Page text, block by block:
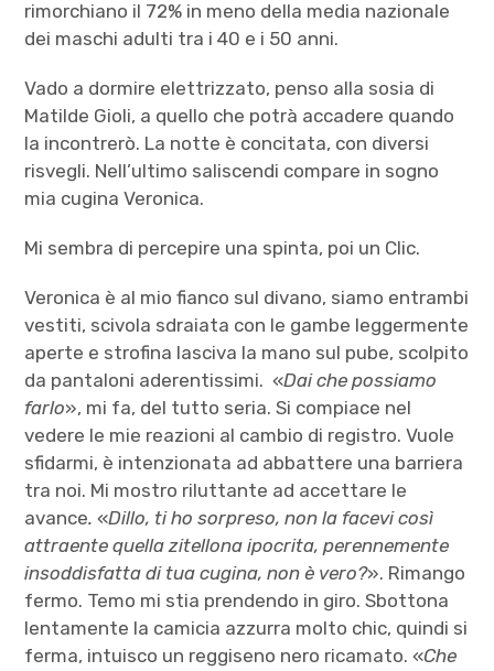
rimorchiano il 72% in meno della media nazionale
dei maschi adulti tra i 40 e i 50 anni.
Vado a dormire elettrizzato, penso alla sosia di
Matilde Gioli, a quello che potrà accadere quando
la incontrerò. La notte è concitata, con diversi
risvegli. Nell’ultimo saliscendi compare in sogno
mia cugina Veronica.
Mi sembra di percepire una spinta, poi un Clic.
Veronica è al mio fianco sul divano, siamo entrambi
vestiti, scivola sdraiata con le gambe leggermente
aperte e strofina lasciva la mano sul pube, scolpito
da pantaloni aderentissimi. «Dai che possiamo
farlo», mi fa, del tutto seria. Si compiace nel
vedere le mie reazioni al cambio di registro. Vuole
sfidarmi, è intenzionata ad abbattere una barriera
tra noi. Mi mostro riluttante ad accettare le
avance.«Dillo, ti ho sorpreso, non la facevi così
attraente quella zitellona ipocrita, perennemente
insoddisfatta di tua cugina, non è vero?». Rimango
fermo. Temo mi stia prendendo in giro. Sbottona
lentamente la camicia azzurra molto chic, quindi si
ferma, intuisco un reggiseno nero ricamato. «Che